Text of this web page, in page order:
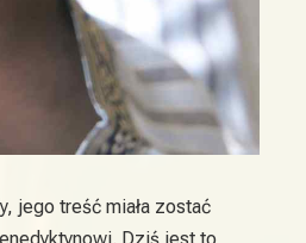
jego treść miała zostać